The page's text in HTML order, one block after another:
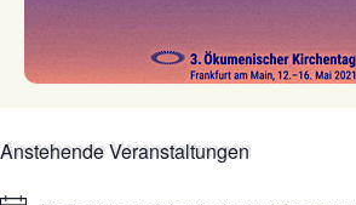
Anstehende Veranstaltungen